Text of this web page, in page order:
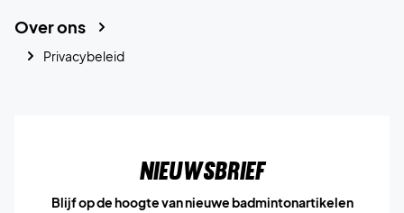
Over ons
Privacybeleid
Nieuwsbrief
Blijf op de hoogte van nieuwe badmintonartikelen